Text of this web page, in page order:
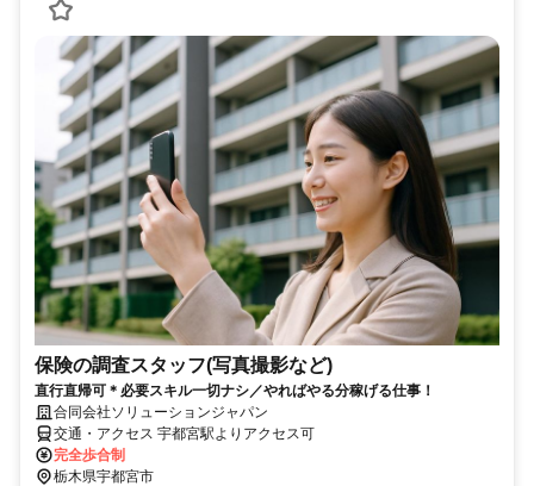
保険の調査スタッフ(写真撮影など)
直行直帰可＊必要スキル一切ナシ／やればやる分稼げる仕事！
合同会社ソリューションジャパン
交通・アクセス 宇都宮駅よりアクセス可
完全歩合制
栃木県宇都宮市